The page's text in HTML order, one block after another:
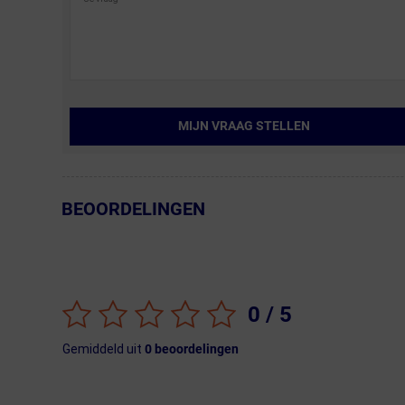
MIJN VRAAG STELLEN
← Terug naar productnavigatie
BEOORDELINGEN
0 / 5
Gemiddeld uit 0beoordelingen